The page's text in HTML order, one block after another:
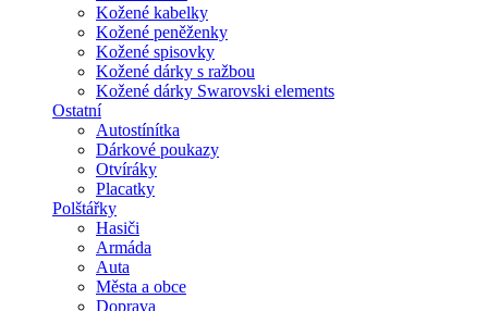
Kožené kabelky
Kožené peněženky
Kožené spisovky
Kožené dárky s ražbou
Kožené dárky Swarovski elements
Ostatní
Autostínítka
Dárkové poukazy
Otvíráky
Placatky
Polštářky
Hasiči
Armáda
Auta
Města a obce
Doprava